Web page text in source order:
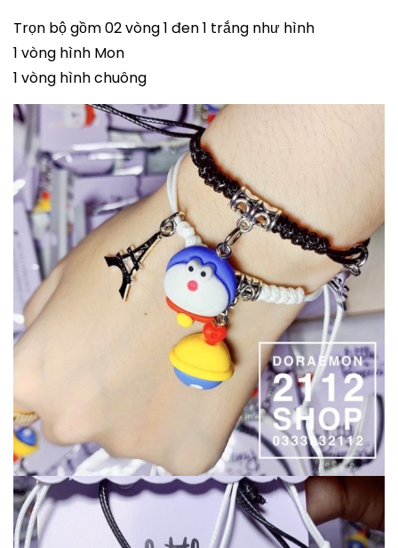
Trọn bộ gồm 02 vòng 1 đen 1 trắng như hình
1 vòng hình Mon
1 vòng hình chuông